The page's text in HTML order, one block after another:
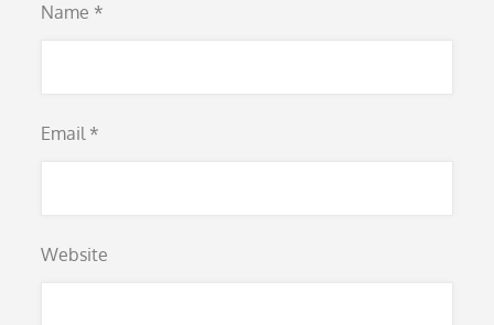
Name *
Email *
Website